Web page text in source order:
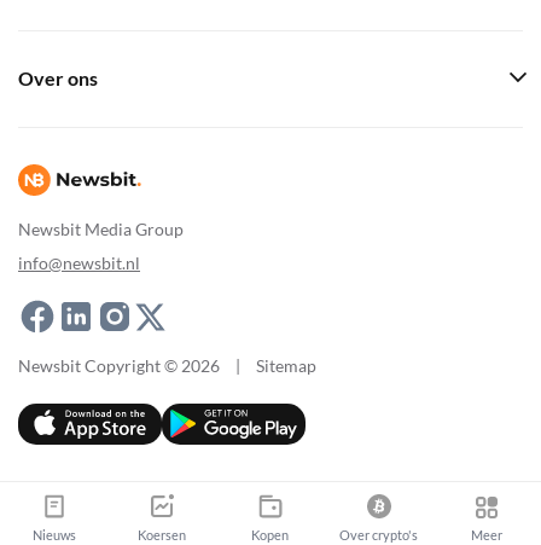
Newsbit Media Group
info@newsbit.nl
Over ons
Newsbit Copyright © 2026 | Sitemap
Nieuws Koersen Kopen Over crypto's Meer